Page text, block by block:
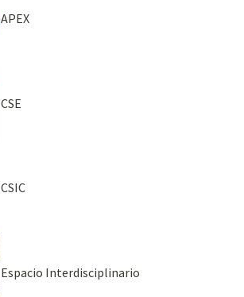
APEX
CSE
CSIC
Espacio Interdisciplinario